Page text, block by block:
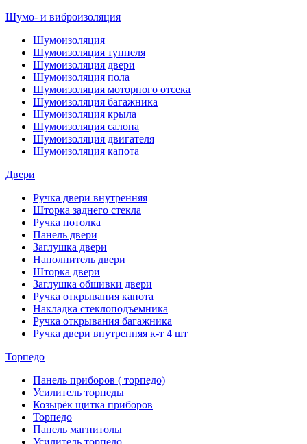
Шумо- и виброизоляция
Шумоизоляция
Шумоизоляция туннеля
Шумоизоляция двери
Шумоизоляция пола
Шумоизоляция моторного отсека
Шумоизоляция багажника
Шумоизоляция крыла
Шумоизоляция салона
Шумоизоляция двигателя
Шумоизоляция капота
Двери
Ручка двери внутренняя
Шторка заднего стекла
Ручка потолка
Панель двери
Заглушка двери
Наполнитель двери
Шторка двери
Заглушка обшивки двери
Ручка открывания капота
Накладка стеклоподъемника
Ручка открывания багажника
Ручка двери внутренняя к-т 4 шт
Торпедо
Панель приборов ( торпедо)
Усилитель торпеды
Козырёк щитка приборов
Торпедо
Панель магнитолы
Усилитель торпедо